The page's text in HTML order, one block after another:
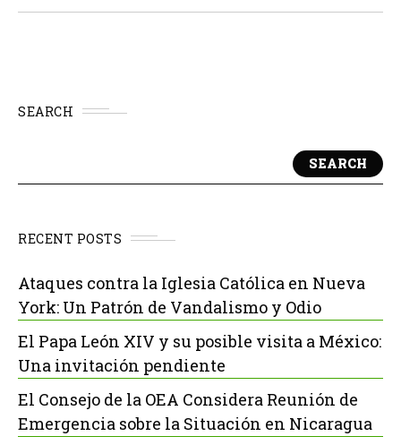
SEARCH
SEARCH
RECENT POSTS
Ataques contra la Iglesia Católica en Nueva
York: Un Patrón de Vandalismo y Odio
El Papa León XIV y su posible visita a México:
Una invitación pendiente
El Consejo de la OEA Considera Reunión de
Emergencia sobre la Situación en Nicaragua